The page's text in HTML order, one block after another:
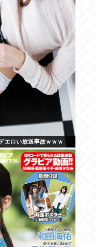
エロい放送事故ｗｗｗ